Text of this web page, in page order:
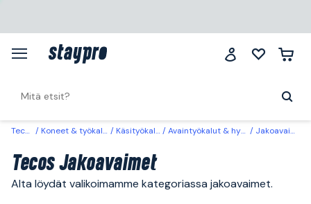
Tecos Koneet & työkalut Käsityökalut Avaintyökalut & hylsyt Jakoavaimet
Tecos Jakoavaimet
Alta löydät valikoimamme kategoriassa jakoavaimet.